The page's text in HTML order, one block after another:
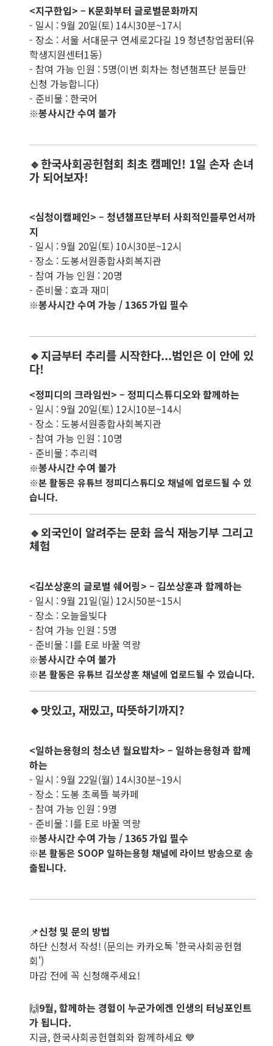
<지구한입> – K문화부터 글로벌문화까지
- 일시 : 9월 20일(토) 14시30분~17시
- 장소 : 서울 서대문구 연세로2다길 19 청년창업꿈터(유
학생지원센터1동)
- 참여 가능 인원 : 5명(이번 회차는 청년챔프단 분들만
신청 가능합니다)
- 준비물 : 한국어
※봉사시간 수여 불가
🔹한국사회공헌협회 최초 캠페인! 1일 손자 손녀
가 되어보자!
<심청이캠페인> – 청년챔프단부터 사회적인플루언서까
지
- 일시 : 9월 20일(토) 10시30분~12시
- 장소 : 도봉서원종합사회복지관
- 참여 가능 인원 : 20명
- 준비물 : 효과 재미
※봉사시간 수여 가능 / 1365 가입 필수
🔹지금부터 추리를 시작한다...범인은 이 안에 있
다!
<정피디의 크라임씬> – 정피디스튜디오와 함께하는
- 일시 : 9월 20일(토) 12시10분~14시
- 장소 : 도봉서원종합사회복지관
- 참여 가능 인원 : 10명
- 준비물 : 추리력
※봉사시간 수여 불가
※본 활동은 유튜브 정피디스튜디오 채널에 업로드될 수 있
습니다.
🔹외국인이 알려주는 문화 음식 재능기부 그리고
체험
<김쏘상훈의 글로벌 쉐어링> – 김쏘상훈과 함께하는
- 일시 : 9월 21일(일) 12시50분~15시
- 장소 : 오늘을빚다
- 참여 가능 인원 : 5명
- 준비물 : I를 E로 바꿀 역량
※봉사시간 수여 불가
※본 활동은 유튜브 김쏘상훈 채널에 업로드될 수 있습니다.
🔹맛있고, 재밌고, 따뜻하기까지?
<일하는용형의 청소년 월요밥차> – 일하는용형과 함께
하는
- 일시 : 9월 22일(월) 14시30분~19시
- 장소 : 도봉 초록뜰 북카페
- 참여 가능 인원 : 9명
- 준비물 : I를 E로 바꿀 역량
※봉사시간 수여 가능 / 1365 가입 필수
※본 활동은 SOOP 일하는용형 채널에 라이브 방송으로 송
출됩니다.
📌신청 및 문의 방법
​하단 신청서 작성! (문의는 카카오톡 '한국사회공헌협
회')
마감 전에 꼭 신청해주세요!
🙌9월, 함께하는 경험이 누군가에겐 인생의 터닝포인트
가 됩니다.
지금, 한국사회공헌협회와 함께하세요 💙